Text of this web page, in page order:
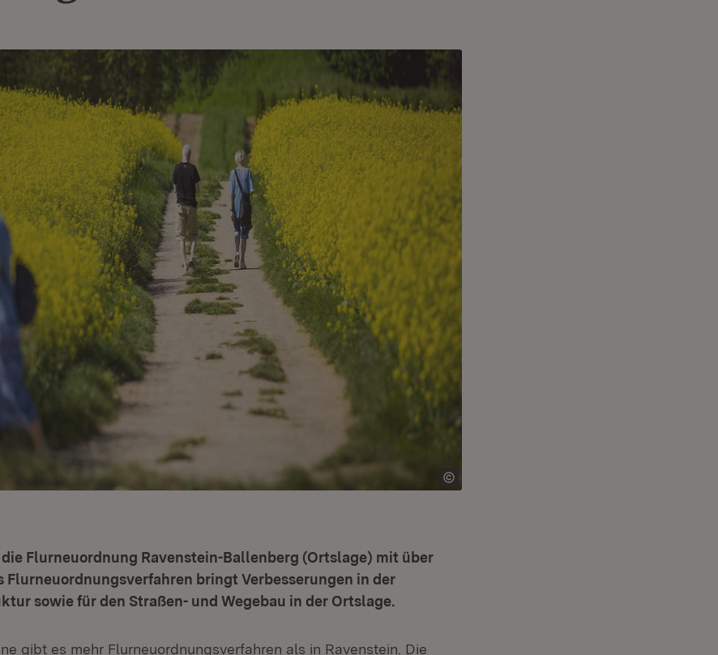
Flurneuordnung Ravenstein-Ballenberg (Ortslage) mit über
Flurneuordnungsverfahren bringt Verbesserungen in der
sowie für den Straßen- und Wegebau in der Ortslage.
gibt es mehr Flurneuordnungsverfahren als in Ravenstein. Die